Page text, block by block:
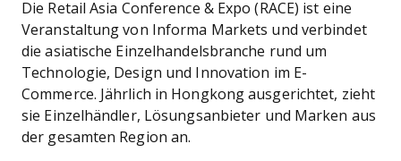
Die Retail Asia Conference & Expo (RACE) ist eine
Veranstaltung von Informa Markets und verbindet
die asiatische Einzelhandelsbranche rund um
Technologie, Design und Innovation im E-
Commerce. Jährlich in Hongkong ausgerichtet, zieht
sie Einzelhändler, Lösungsanbieter und Marken aus
der gesamten Region an.